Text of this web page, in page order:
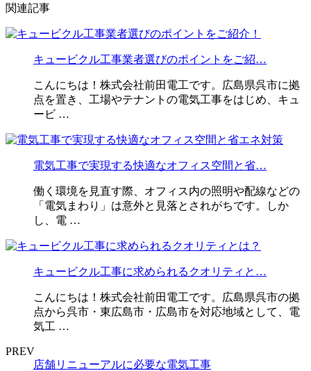
関連記事
キュービクル工事業者選びのポイントをご紹…
こんにちは！株式会社前田電工です。広島県呉市に拠
点を置き、工場やテナントの電気工事をはじめ、キュ
ービ …
電気工事で実現する快適なオフィス空間と省…
働く環境を見直す際、オフィス内の照明や配線などの
「電気まわり」は意外と見落とされがちです。しか
し、電 …
キュービクル工事に求められるクオリティと…
こんにちは！株式会社前田電工です。広島県呉市の拠
点から呉市・東広島市・広島市を対応地域として、電
気工 …
PREV
店舗リニューアルに必要な電気工事